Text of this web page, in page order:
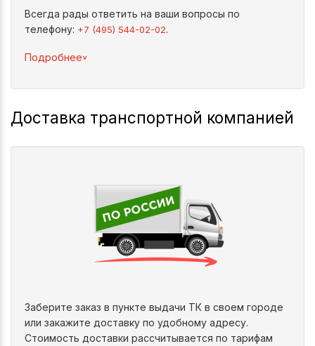
Всегда рады ответить на ваши вопросы по
телефону: +7 (495) 544-02-02.
Подробнее^
Доставка транспортной компанией
Заберите заказ в пункте выдачи ТК в своем городе
или закажите доставку по удобному адресу.
Стоимость доставки рассчитывается по тарифам